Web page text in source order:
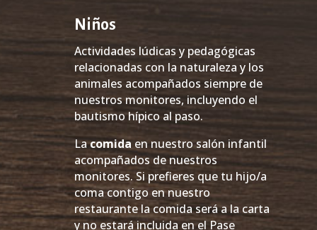
Niños
Actividades lúdicas y pedagógicas
relacionadas con la naturaleza y los
animales acompañados siempre de
nuestros monitores, incluyendo el
bautismo hípico al paso.
Lacomidaen nuestro salón infantil
acompañados de nuestros
monitores. Si prefieres que tu hijo/a
coma contigo en nuestro
restaurante la comida será a la carta
y no estará incluida en el Pase